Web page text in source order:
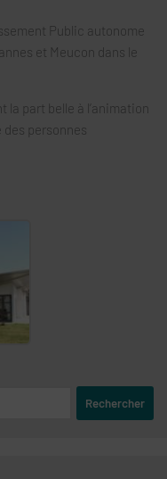
Public autonome
et Meucon dans le
la part belle à l’animation
personnes